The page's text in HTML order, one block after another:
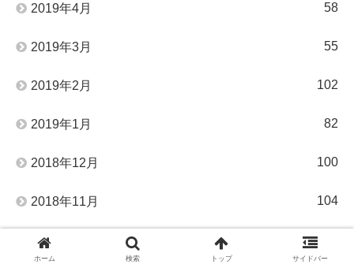
2019年4月 58
2019年3月 55
2019年2月 102
2019年1月 82
2018年12月 100
2018年11月 104
2018年10月
ホーム 検索 トップ サイドバー